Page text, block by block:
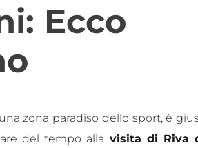
Ecco
zona paradiso dello sport, è
del tempo alla visita di Riva